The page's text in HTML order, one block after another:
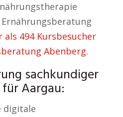
als 494 Kursbesucher
Abenberg.
sachkundiger
Aargau:
digitale